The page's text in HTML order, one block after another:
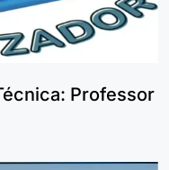
Professor